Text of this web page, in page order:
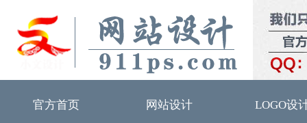
官方首页 网站设计 LOGO设